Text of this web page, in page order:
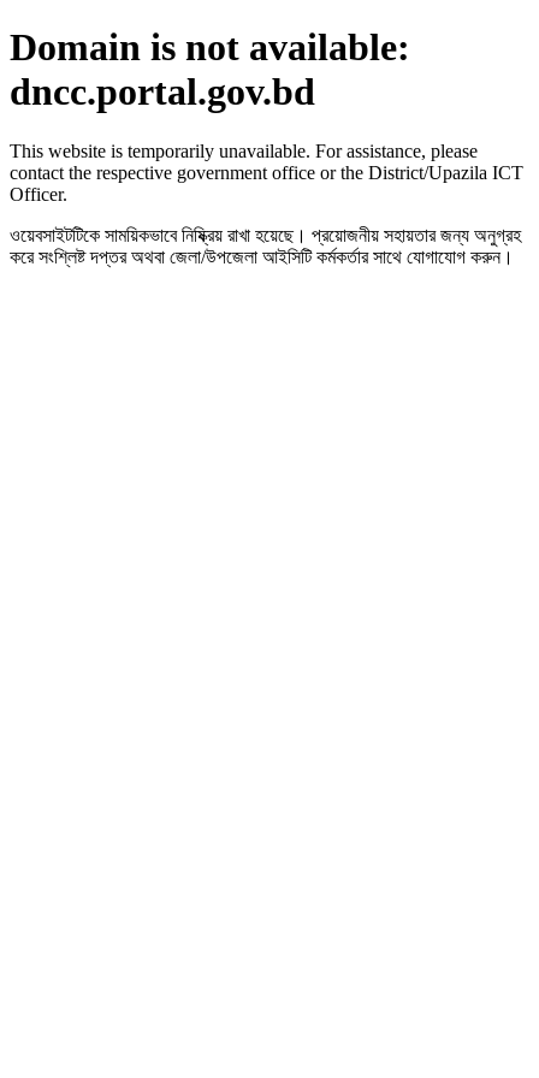
Domain is not available:
dncc.portal.gov.bd
This website is temporarily unavailable. For assistance, please
contact the respective government office or the District/Upazila ICT
Officer.
ওয়েবসাইটটিকে সাময়িকভাবে নিষ্ক্রিয় রাখা হয়েছে। প্রয়োজনীয় সহায়তার জন্য অনুগ্রহ
করে সংশ্লিষ্ট দপ্তর অথবা জেলা/উপজেলা আইসিটি কর্মকর্তার সাথে যোগাযোগ করুন।